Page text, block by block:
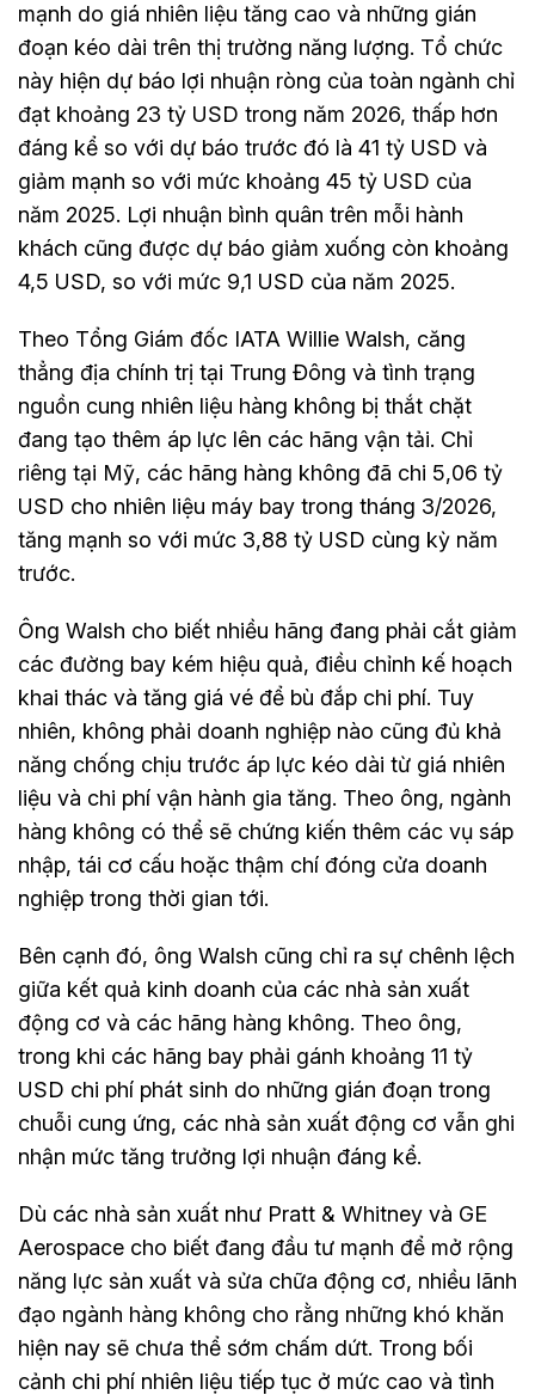
mạnh do giá nhiên liệu tăng cao và những gián
đoạn kéo dài trên thị trường năng lượng. Tổ chức
này hiện dự báo lợi nhuận ròng của toàn ngành chỉ
đạt khoảng 23 tỷ USD trong năm 2026, thấp hơn
đáng kể so với dự báo trước đó là 41 tỷ USD và
giảm mạnh so với mức khoảng 45 tỷ USD của
năm 2025. Lợi nhuận bình quân trên mỗi hành
khách cũng được dự báo giảm xuống còn khoảng
4,5 USD, so với mức 9,1 USD của năm 2025.
Theo Tổng Giám đốc IATA Willie Walsh, căng
thẳng địa chính trị tại Trung Đông và tình trạng
nguồn cung nhiên liệu hàng không bị thắt chặt
đang tạo thêm áp lực lên các hãng vận tải. Chỉ
riêng tại Mỹ, các hãng hàng không đã chi 5,06 tỷ
USD cho nhiên liệu máy bay trong tháng 3/2026,
tăng mạnh so với mức 3,88 tỷ USD cùng kỳ năm
trước.
Ông Walsh cho biết nhiều hãng đang phải cắt giảm
các đường bay kém hiệu quả, điều chỉnh kế hoạch
khai thác và tăng giá vé để bù đắp chi phí. Tuy
nhiên, không phải doanh nghiệp nào cũng đủ khả
năng chống chịu trước áp lực kéo dài từ giá nhiên
liệu và chi phí vận hành gia tăng. Theo ông, ngành
hàng không có thể sẽ chứng kiến thêm các vụ sáp
nhập, tái cơ cấu hoặc thậm chí đóng cửa doanh
nghiệp trong thời gian tới.
Bên cạnh đó, ông Walsh cũng chỉ ra sự chênh lệch
giữa kết quả kinh doanh của các nhà sản xuất
động cơ và các hãng hàng không. Theo ông,
trong khi các hãng bay phải gánh khoảng 11 tỷ
USD chi phí phát sinh do những gián đoạn trong
chuỗi cung ứng, các nhà sản xuất động cơ vẫn ghi
nhận mức tăng trưởng lợi nhuận đáng kể.
Dù các nhà sản xuất như Pratt & Whitney và GE
Aerospace cho biết đang đầu tư mạnh để mở rộng
năng lực sản xuất và sửa chữa động cơ, nhiều lãnh
đạo ngành hàng không cho rằng những khó khăn
hiện nay sẽ chưa thể sớm chấm dứt. Trong bối
cảnh chi phí nhiên liệu tiếp tục ở mức cao và tình